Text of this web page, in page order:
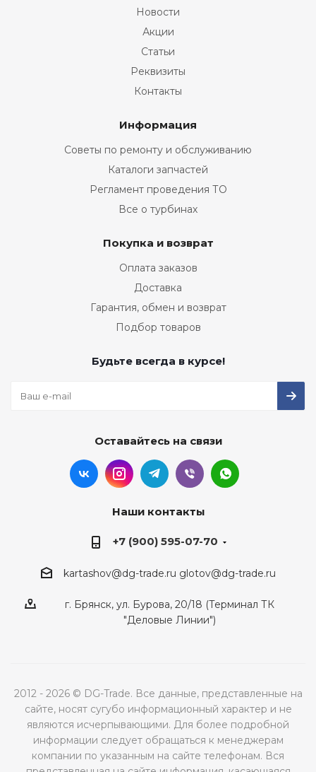
Новости
Акции
Статьи
Реквизиты
Контакты
Информация
Советы по ремонту и обслуживанию
Каталоги запчастей
Регламент проведения ТО
Все о турбинах
Покупка и возврат
Оплата заказов
Доставка
Гарантия, обмен и возврат
Подбор товаров
Будьте всегда в курсе!
Оставайтесь на связи
Наши контакты
+7 (900) 595-07-70
kartashov@dg-trade.ru glotov@dg-trade.ru
г. Брянск, ул. Бурова, 20/18 (Терминал ТК
"Деловые Линии")
2012 - 2026 © DG-Trade. Все данные, представленные на
сайте, носят сугубо информационный характер и не
являются исчерпывающими. Для более подробной
информации следует обращаться к менеджерам
компании по указанным на сайте телефонам. Вся